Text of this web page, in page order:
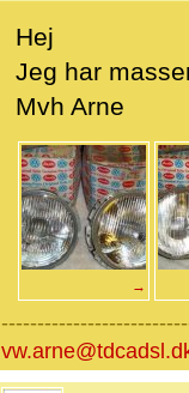
Hej
Jeg har
Mvh Arne
→